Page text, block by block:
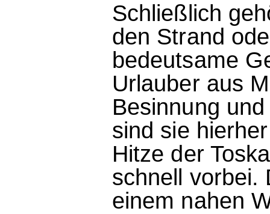
Schließlich
den Strand
bedeutsame
Urlauber aus
Besinnung
sind sie
Hitze der
schnell vorbei.
einem nahen